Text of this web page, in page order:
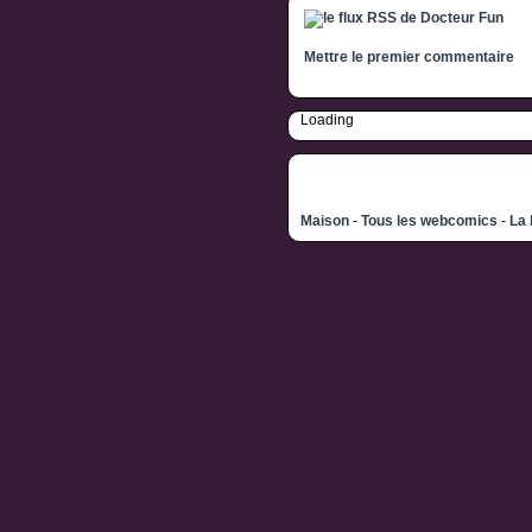
Mettre le premier commentaire
Loading
Maison - Tous les webcomics - La